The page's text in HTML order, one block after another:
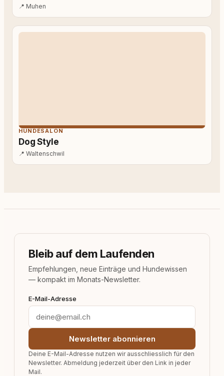
📍 Muhen
HUNDESALON
Dog Style
📍 Waltenschwil
Bleib auf dem Laufenden
Empfehlungen, neue Einträge und Hundewissen
— kompakt im Monats-Newsletter.
E-Mail-Adresse
Newsletter abonnieren
Deine E-Mail-Adresse nutzen wir ausschliesslich für den
Newsletter. Abmeldung jederzeit über den Link in jeder
Mail.